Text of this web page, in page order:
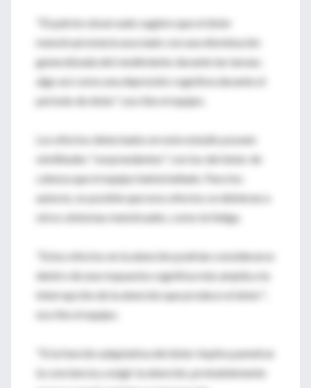
"El patrón observado sugiere que el dolor
menstrual estaría asociado con una disminución
generalizada del rendimiento durante las tareas;
algo así como una depresión cognitiva durante el
período de dolor", escribe el equipo.
Los efectos detectados en este estudio poseen
similitudes "sorprendentes" con los del dolor de
cabeza que el equipo había hallado. Para los
autores, es posible que esos efectos se debieran a
otros síntomas menstruales, como la fatiga.
"Estos efectos en la atención podrían considerarse
dentro de una respuesta cognitiva más amplia a la
interrupción de la atención que produce el dolor",
escribe el equipo.
"Si la función adaptativa del dolor implica penetrar
la conciencia y exigir la atención, probablemente